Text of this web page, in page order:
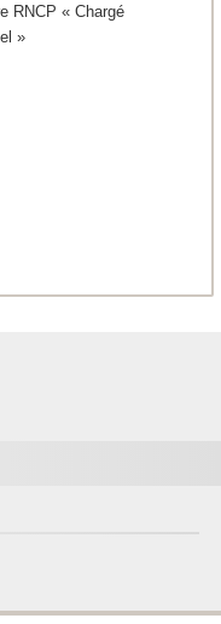
RNCP « Chargé
»